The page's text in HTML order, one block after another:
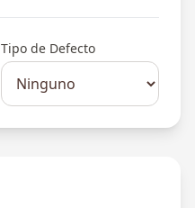
Tipo de Defecto